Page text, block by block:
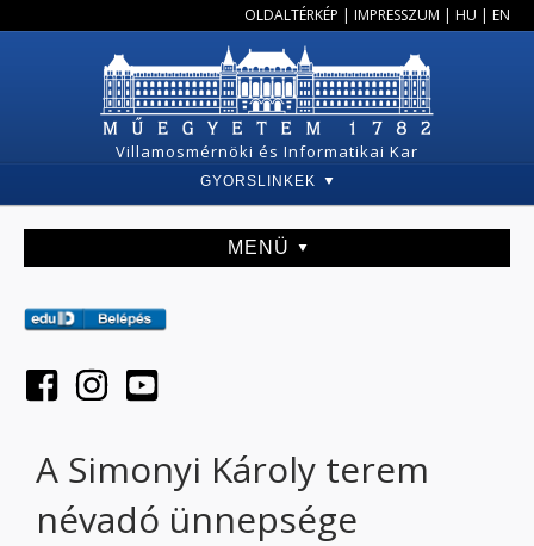
OLDALTÉRKÉP | IMPRESSZUM | HU | EN
Villamosmérnöki és Informatikai Kar
GYORSLINKEK
MENÜ
A Simonyi Károly terem
névadó ünnepsége